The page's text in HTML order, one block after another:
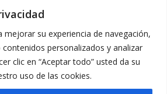
mejorar su experiencia de navegación,
personalizados y analizar
clic en “Aceptar todo” usted da su
uso de las cookies.